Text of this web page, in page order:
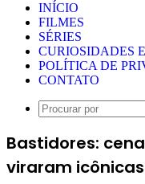
INÍCIO
FILMES
SÉRIES
CURIOSIDADES
POLÍTICA DE
CONTATO
Bastidores:
viraram icônicas